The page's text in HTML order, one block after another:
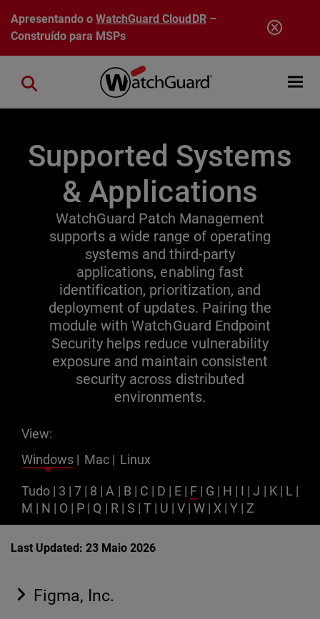
Pular para o conteúdo principal
Apresentando oWatchGuard CloudDR–
Construído para MSPs
Open
Close search
Supported Systems
& Applications
WatchGuard Patch Management
supports a wide range of operating
systems and third-party
applications, enabling fast
identification, prioritization, and
deployment of updates. Pairing the
module with WatchGuard Endpoint
Security helps reduce vulnerability
exposure and maintain consistent
security across distributed
environments.
View:
Windows | Mac | Linux
Tudo | 3 |7 | 8 | A | B | C | D | E | F | G | H | I |J | K | L |
M | N | O | P | Q | R | S | T | U | V |W | X |Y | Z
Last Updated: 23 Maio 2026
Figma, Inc.